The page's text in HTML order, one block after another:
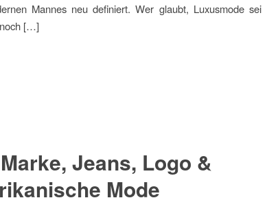
Mannes neu definiert. Wer glaubt, Luxusmode sei
[…]
Jeans, Logo &
Mode